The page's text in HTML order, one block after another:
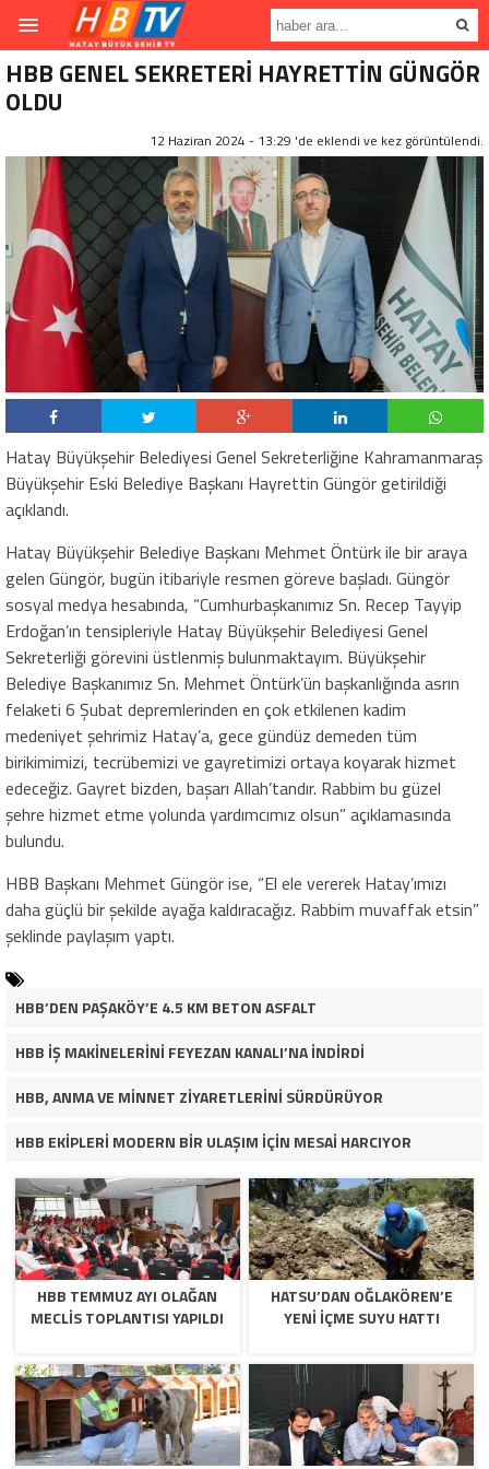
HBB GENEL SEKRETERİ HAYRETTİN GÜNGÖR
OLDU
12 Haziran 2024 - 13:29 'de eklendi ve kez görüntülendi.
Hatay Büyükşehir Belediyesi Genel Sekreterliğine Kahramanmaraş
Büyükşehir Eski Belediye Başkanı Hayrettin Güngör getirildiği
açıklandı.
Hatay Büyükşehir Belediye Başkanı Mehmet Öntürk ile bir araya
gelen Güngör, bugün itibariyle resmen göreve başladı. Güngör
sosyal medya hesabında, “Cumhurbaşkanımız Sn. Recep Tayyip
Erdoğan’ın tensipleriyle Hatay Büyükşehir Belediyesi Genel
Sekreterliği görevini üstlenmiş bulunmaktayım. Büyükşehir
Belediye Başkanımız Sn. Mehmet Öntürk’ün başkanlığında asrın
felaketi 6 Şubat depremlerinden en çok etkilenen kadim
medeniyet şehrimiz Hatay’a, gece gündüz demeden tüm
birikimimizi, tecrübemizi ve gayretimizi ortaya koyarak hizmet
edeceğiz. Gayret bizden, başarı Allah’tandır. Rabbim bu güzel
şehre hizmet etme yolunda yardımcımız olsun” açıklamasında
bulundu.
HBB Başkanı Mehmet Güngör ise, “El ele vererek Hatay’ımızı
daha güçlü bir şekilde ayağa kaldıracağız. Rabbim muvaffak etsin”
şeklinde paylaşım yaptı.
HBB’DEN PAŞAKÖY’E 4.5 KM BETON ASFALT
HBB İŞ MAKİNELERİNİ FEYEZAN KANALI’NA İNDİRDİ
HBB, ANMA VE MİNNET ZİYARETLERİNİ SÜRDÜRÜYOR
HBB EKİPLERİ MODERN BİR ULAŞIM İÇİN MESAİ HARCIYOR
HBB TEMMUZ AYI OLAĞAN
MECLİS TOPLANTISI YAPILDI
HATSU’DAN OĞLAKÖREN’E
YENİ İÇME SUYU HATTI